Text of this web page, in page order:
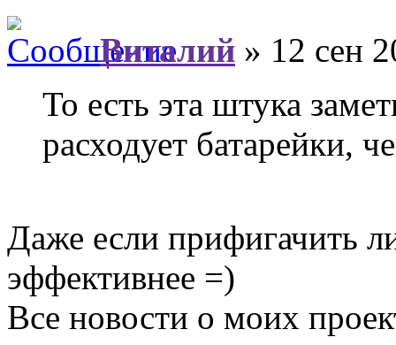
Виталий » 12 сен
То есть эта штука
расходует батарейки,
Даже если прифигачить
эффективнее =)
Все новости о моих